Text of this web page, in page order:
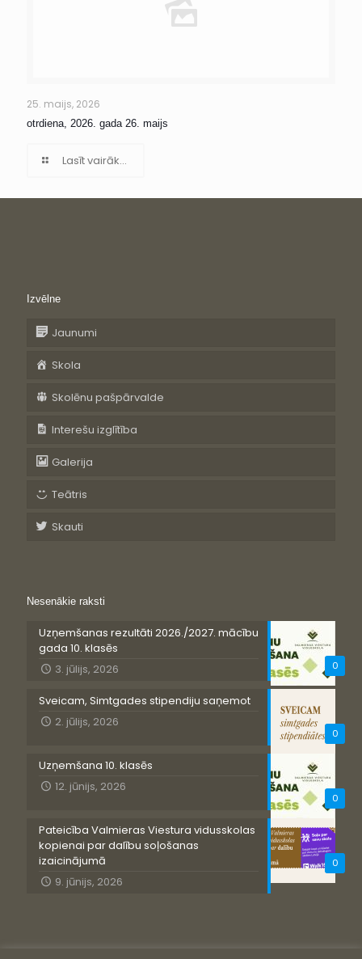
25. maijs, 2026
otrdiena, 2026. gada 26. maijs
Lasīt vairāk...
Izvēlne
Jaunumi
Skola
Skolēnu pašpārvalde
Interešu izglītība
Galerija
Teātris
Skauti
Nesenākie raksti
0
Uzņemšanas rezultāti 2026./2027. mācību
gada 10. klasēs
3. jūlijs, 2026
0
Sveicam, Simtgades stipendiju saņemot
2. jūlijs, 2026
0
Uzņemšana 10. klasēs
12. jūnijs, 2026
0
Pateicība Valmieras Viestura vidusskolas
kopienai par dalību soļošanas
izaicinājumā
9. jūnijs, 2026